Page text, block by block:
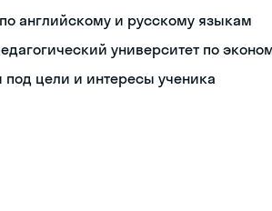
английскому и русскому языкам
университет по
под цели и интересы ученика